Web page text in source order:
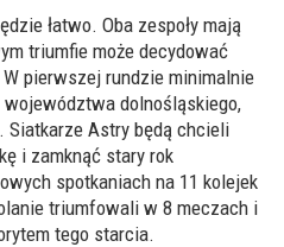
łatwo. Oba zespoły mają
triumfie może decydować
pierwszej rundzie minimalnie
dolnośląskiego,
Siatkarze Astry będą chcieli
i zamknąć stary rok
spotkaniach na 11 kolejek
triumfowali w 8 meczach i
tego starcia.